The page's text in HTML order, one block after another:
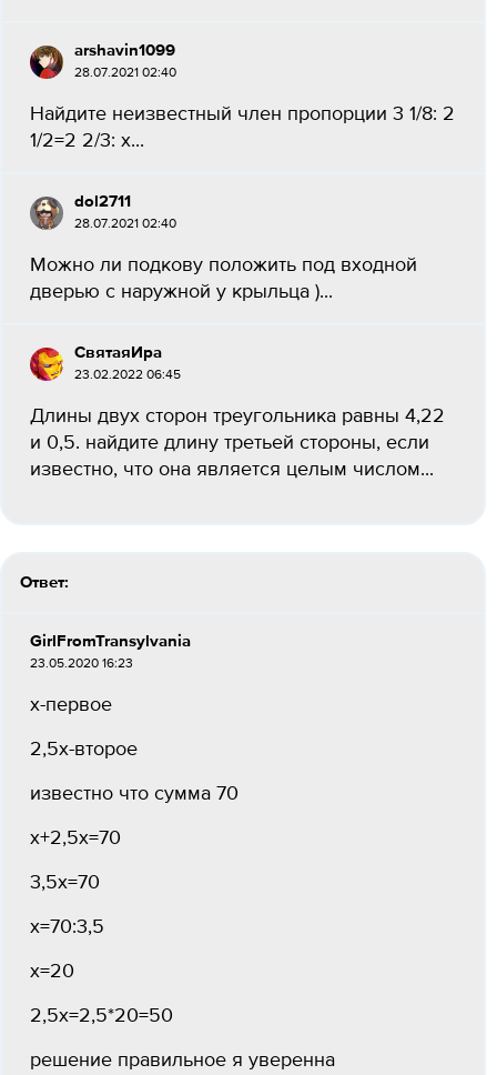
arshavin1099
28.07.2021 02:40
Найдите неизвестный член пропорции 3 1/8: 2
1/2=2 2/3: х...
dol2711
28.07.2021 02:40
Можно ли подкову положить под входной
дверью с наружной у крыльца )...
СвятаяИра
23.02.2022 06:45
Длины двух сторон треугольника равны 4,22
и 0,5. найдите длину третьей стороны, если
известно, что она является целым числом...
Ответ:
GirlFromTransylvania
23.05.2020 16:23
х-первое
2,5х-второе
известно что сумма 70
х+2,5х=70
3,5х=70
х=70:3,5
х=20
2,5х=2,5*20=50
решение правильное я уверенна